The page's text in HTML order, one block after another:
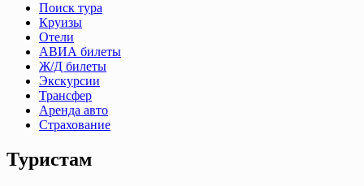
Поиск тура
Круизы
Отели
АВИА билеты
Ж/Д билеты
Экскурсии
Трансфер
Аренда авто
Страхование
Туристам